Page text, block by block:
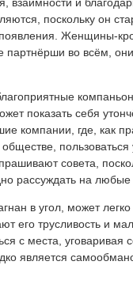
поскольку он
Женщины-
во всём, они
показать себя
компании, где, как
совета,
рассуждать на любые
в угол, может легко
его трусливость и
с места, уговаривая
является